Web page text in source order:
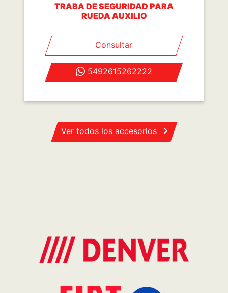
TRABA DE SEGURIDAD PARA
RUEDA AUXILIO
Consultar
5492615262222
Ver todos los accesorios